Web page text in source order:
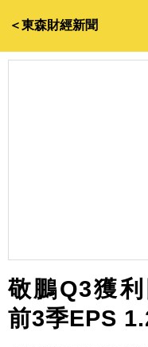
＜東森財經新聞
敬鵬Q3獲
前3季EPS